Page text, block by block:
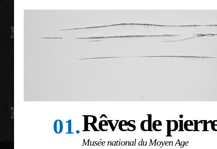
01.Rêves de
Musée national du Moyen Age